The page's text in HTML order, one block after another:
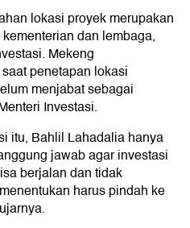
lokasi proyek merupakan
dan lembaga,
Mekeng
penetapan lokasi
menjabat sebagai
Investasi.
itu, Bahlil Lahadalia hanya
jawab agar investasi
berjalan dan tidak
harus pindah ke